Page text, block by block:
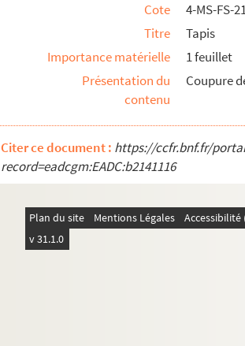
Cote
4-MS-FS-
Titre
Tapis
Importance matérielle
1 feuillet
Présentation du
contenu
Coupure
Citer ce document : https://ccfr.bnf.fr/
record=eadcgm:EADC:b2141116
Plan du site Mentions Légales
v 31.1.0